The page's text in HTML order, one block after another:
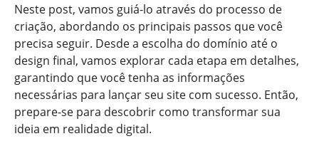
Neste post, vamos guiá-lo através do processo de
criação, abordando os principais passos que você
precisa seguir. Desde a escolha do domínio até o
design final, vamos explorar cada etapa em detalhes,
garantindo que você tenha as informações
necessárias para lançar seu site com sucesso. Então,
prepare-se para descobrir como transformar sua
ideia em realidade digital.